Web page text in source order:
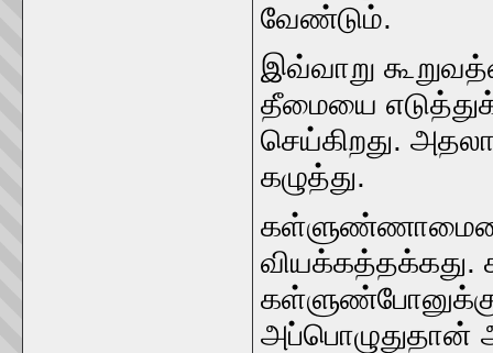
வேண்டும்‌.
இவ்வாறு
தீமையை
செய்கிறது.
கழுத்து.